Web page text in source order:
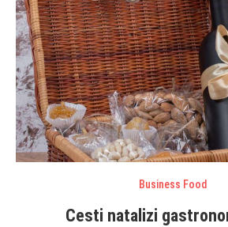
Business Food
Cesti natalizi